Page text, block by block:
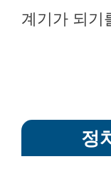
계기가 되기
정